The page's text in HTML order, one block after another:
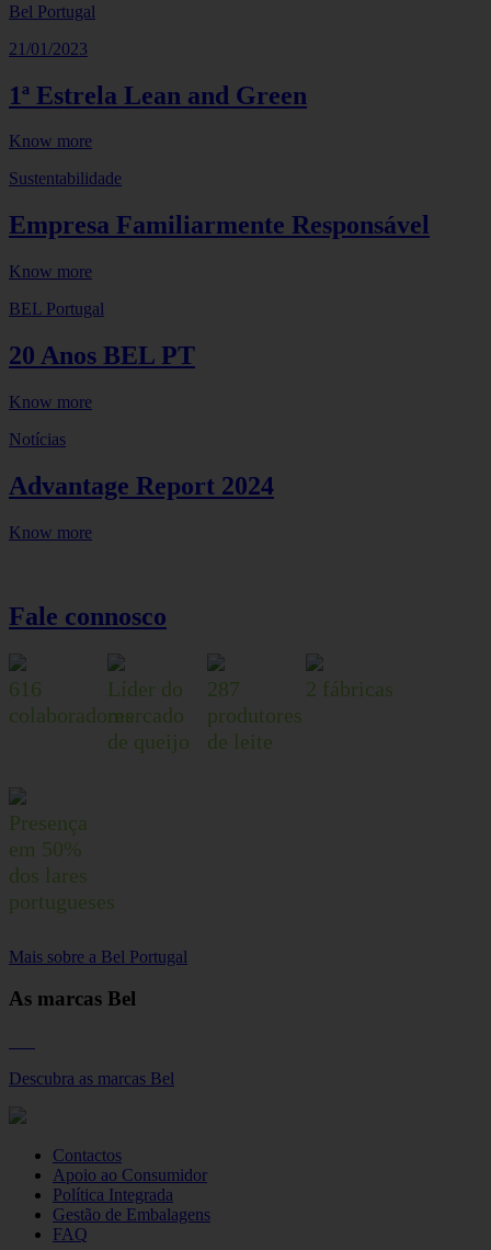
Bel Portugal
21/01/2023
1ª Estrela Lean and Green
Know more
Sustentabilidade
Empresa Familiarmente Responsável
Know more
BEL Portugal
20 Anos BEL PT
Know more
Notícias
Advantage Report 2024
Know more
Fale connosco
616
colaboradores
Líder do
mercado
de queijo
287
produtores
de leite
2 fábricas
Presença
em 50%
dos lares
portugueses
Mais sobre a Bel Portugal
As marcas Bel
Descubra as marcas Bel
Contactos
Apoio ao Consumidor
Política Integrada
Gestão de Embalagens
FAQ